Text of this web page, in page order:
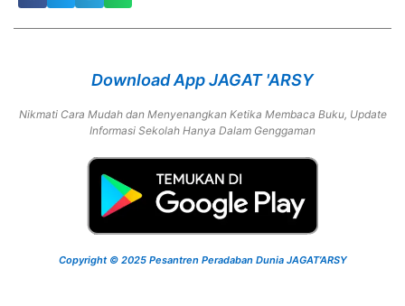
Download App JAGAT 'ARSY
Nikmati Cara Mudah dan Menyenangkan Ketika Membaca Buku, Update
Informasi Sekolah Hanya Dalam Genggaman
Copyright © 2025 Pesantren Peradaban Dunia JAGAT’ARSY